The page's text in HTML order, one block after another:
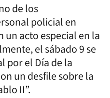
de los
policial en
acto especial en la
el sábado 9 se
por el Día de la
un desfile sobre la
II”.